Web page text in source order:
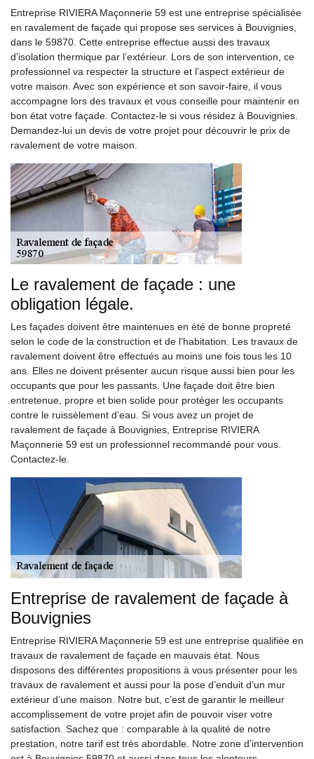
Entreprise RIVIERA Maçonnerie 59 est une entreprise spécialisée
en ravalement de façade qui propose ses services à Bouvignies,
dans le 59870. Cette entreprise effectue aussi des travaux
d’isolation thermique par l’extérieur. Lors de son intervention, ce
professionnel va respecter la structure et l’aspect extérieur de
votre maison. Avec son expérience et son savoir-faire, il vous
accompagne lors des travaux et vous conseille pour maintenir en
bon état votre façade. Contactez-le si vous résidez à Bouvignies.
Demandez-lui un devis de votre projet pour découvrir le prix de
ravalement de votre maison.
Le ravalement de façade : une
obligation légale.
Les façades doivent être maintenues en été de bonne propreté
selon le code de la construction et de l’habitation. Les travaux de
ravalement doivent être effectués au moins une fois tous les 10
ans. Elles ne doivent présenter aucun risque aussi bien pour les
occupants que pour les passants. Une façade doit être bien
entretenue, propre et bien solide pour protéger les occupants
contre le ruissèlement d’eau. Si vous avez un projet de
ravalement de façade à Bouvignies, Entreprise RIVIERA
Maçonnerie 59 est un professionnel recommandé pour vous.
Contactez-le.
Entreprise de ravalement de façade à
Bouvignies
Entreprise RIVIERA Maçonnerie 59 est une entreprise qualifiée en
travaux de ravalement de façade en mauvais état. Nous
disposons des différentes propositions à vous présenter pour les
travaux de ravalement et aussi pour la pose d’enduit d’un mur
extérieur d’une maison. Notre but, c’est de garantir le meilleur
accomplissement de votre projet afin de pouvoir viser votre
satisfaction. Sachez que : comparable à la qualité de notre
prestation, notre tarif est très abordable. Notre zone d’intervention